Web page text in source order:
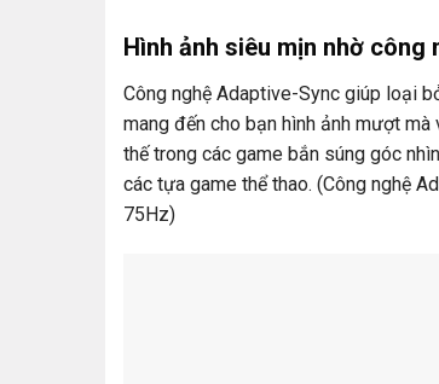
Hình ảnh siêu mịn nhờ
Công nghệ Adaptive-Sync giúp loại
mang đến cho bạn hình ảnh mượt
thế trong các game bắn súng góc
các tựa game thể thao. (Công nghệ
75Hz)